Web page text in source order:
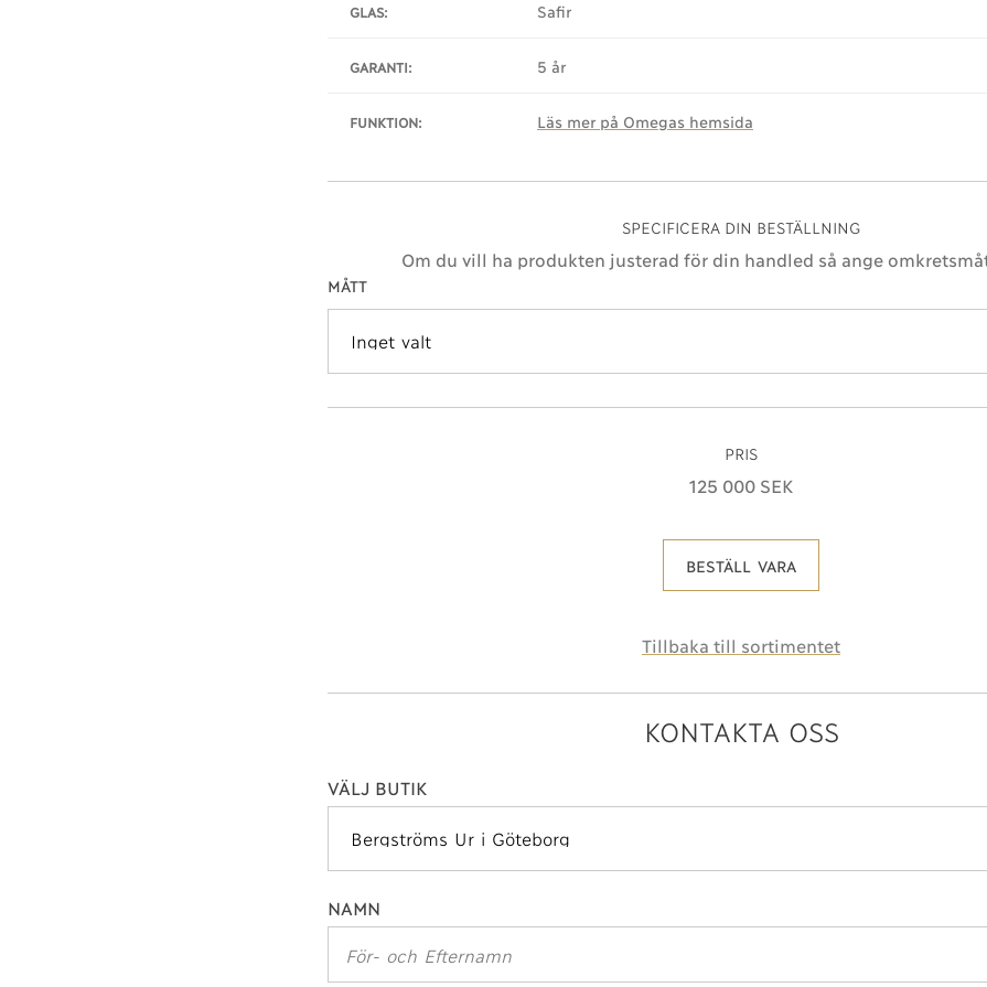
GLAS: Safir
GARANTI: 5 år
FUNKTION: Läs mer på Omegas hemsida
SPECIFICERA DIN BESTÄLLNING
Om du vill ha produkten justerad för din handled så ange
MÅTT
PRIS
125 000 SEK
BESTÄLL VARA
Tillbaka till sortimentet
KONTAKTA OSS
VÄLJ BUTIK
NAMN